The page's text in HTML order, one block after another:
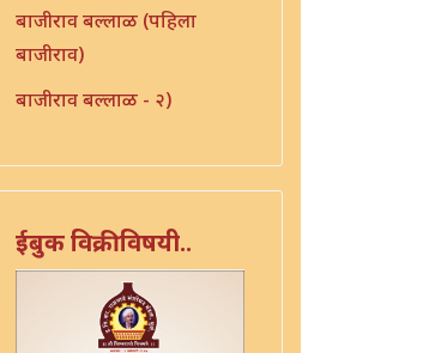
बाजीराव बल्लाळ (पहिला
बाजीराव)
बाजीराव बल्लाळ - २)
भाऊ साहेबांची कैफीयत - ४९ /
५७ (८१६)
मुधोजी भोसले
मौजे उंबरठी (प्रधान सनद)
ईबुक विक्रीविषयी..